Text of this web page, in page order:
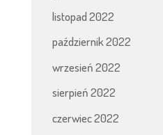
listopad 2022
październik 2022
wrzesień 2022
sierpień 2022
czerwiec 2022